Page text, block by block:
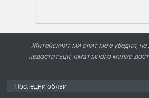
Житейският ми опит ме е убедил,
недостатъци, имат много малко
Последни обяви